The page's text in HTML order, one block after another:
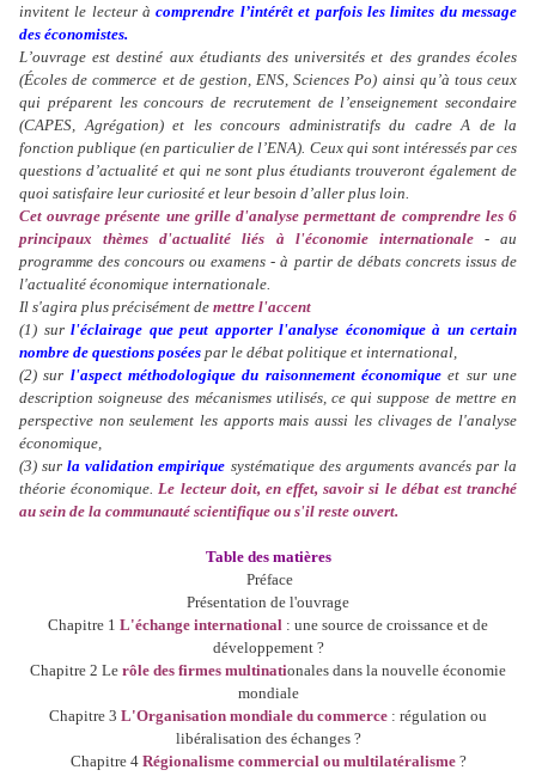
invitent le lecteur àcomprendre l’intérêt et parfois les limites du message
des économistes.
L’ouvrage est destiné aux étudiants des universités et des grandes écoles
(Écoles de commerce et de gestion, ENS, Sciences Po) ainsi qu’à tous ceux
qui préparent les concours de recrutement de l’enseignement secondaire
(CAPES, Agrégation) et les concours administratifs du cadre A de la
fonction publique (en particulier de l’ENA). Ceux qui sont intéressés par ces
questions d’actualité et qui ne sont plus étudiants trouveront également de
quoi satisfaire leur curiosité et leur besoin d’aller plus loin.
Cet ouvrage présente une grille d'analyse permettant de comprendre les 6
principaux thèmes d'actualité liés à l'économie internationale- au
programme des concours ou examens - à partir de débats concrets issus de
l'actualité économique internationale.
Il s'agira plus précisément de mettre l'accent
(1) sur l'éclairage que peut apporter l'analyse économique à un certain
nombre de questions posées par le débat politique et international,
(2) sur l'aspect méthodologique du raisonnement économique et sur une
description soigneuse des mécanismes utilisés, ce qui suppose de mettre en
perspective non seulement les apports mais aussi les clivages de l'analyse
économique,
(3) surla validation empirique systématique des arguments avancés par la
théorie économique.Le lecteur doit, en effet, savoir si le débat est tranché
au sein de la communauté scientifique ou s'il reste ouvert.
Table des matières
Préface
Présentation de l'ouvrage
Chapitre 1 L'échange international : une source de croissance et de
développement ?
Chapitre 2 Le rôle des firmes multinationales dans la nouvelle économie
mondiale
Chapitre 3 L'Organisation mondiale du commerce : régulation ou
libéralisation des échanges ?
Chapitre 4 Régionalisme commercial ou multilatéralisme?